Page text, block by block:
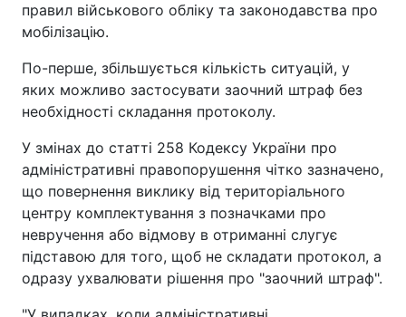
правил військового обліку та законодавства про
мобілізацію.
По-перше, збільшується кількість ситуацій, у
яких можливо застосувати заочний штраф без
необхідності складання протоколу.
У змінах до статті 258 Кодексу України про
адміністративні правопорушення чітко зазначено,
що повернення виклику від територіального
центру комплектування з позначками про
невручення або відмову в отриманні слугує
підставою для того, щоб не складати протокол, а
одразу ухвалювати рішення про "заочний штраф".